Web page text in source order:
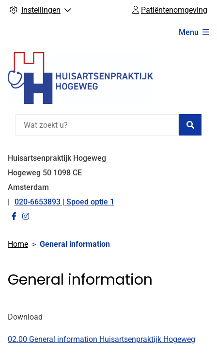
Instellingen Patiëntenomgeving
Menu
Huisartsenpraktijk Hogeweg
Hogeweg 50 1098 CE
Amsterdam
Tel:
020-6653893 | Spoed optie 1
Bezoek
facebook
Bezoek
Instagram
Home General information
General information
Download
02.00 General information Huisartsenpraktijk Hogeweg